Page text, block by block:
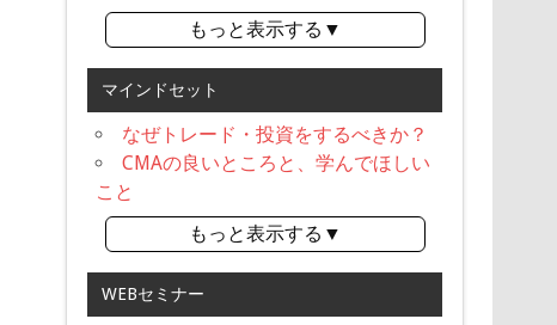
もっと表示する▼
マインドセット
なぜトレード・投資をするべきか？
CMAの良いところと、学んでほしい
こと
もっと表示する▼
WEBセミナー